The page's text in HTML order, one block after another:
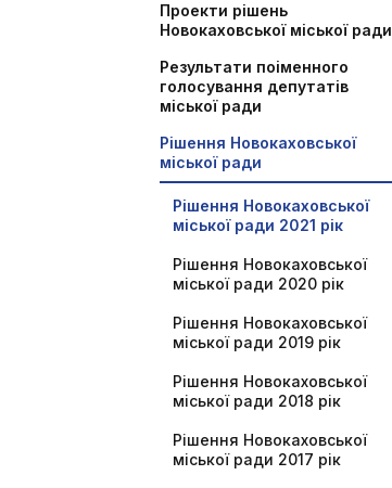
Проекти рішень
Новокаховської міської ради
Результати поіменного
голосування депутатів
міської ради
Рішення Новокаховської
міської ради
Рішення Новокаховської
міської ради 2021 рік
Рішення Новокаховської
міської ради 2020 рік
Рішення Новокаховської
міської ради 2019 рік
Рішення Новокаховської
міської ради 2018 рік
Рішення Новокаховської
міської ради 2017 рік